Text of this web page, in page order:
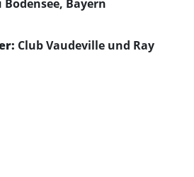
Bodensee, Bayern
Club Vaudeville und Ray